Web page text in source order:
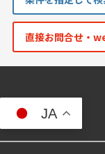
直接お問合せ・
JA